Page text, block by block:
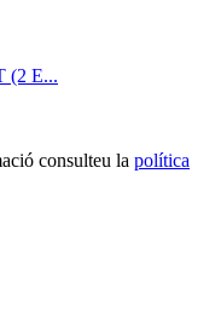
(2 E...
consulteu la política